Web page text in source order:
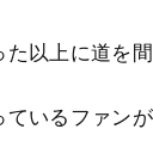
以上に道を
いるファン